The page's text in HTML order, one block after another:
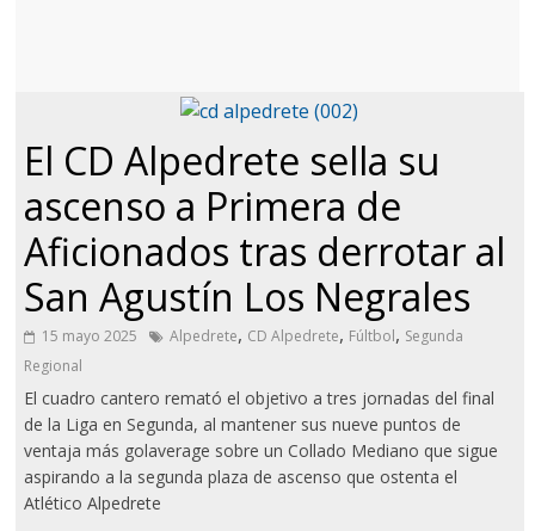
El CD Alpedrete sella su
ascenso a Primera de
Aficionados tras derrotar al
San Agustín Los Negrales
15 mayo 2025 Alpedrete, CD Alpedrete, Fúltbol, Segunda
Regional
El cuadro cantero remató el objetivo a tres jornadas del final
de la Liga en Segunda, al mantener sus nueve puntos de
ventaja más golaverage sobre un Collado Mediano que sigue
aspirando a la segunda plaza de ascenso que ostenta el
Atlético Alpedrete